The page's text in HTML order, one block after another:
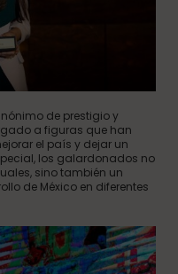
de prestigio y
a figuras que han
el país y dejar un
los galardonados no
sino también un
de México en diferentes